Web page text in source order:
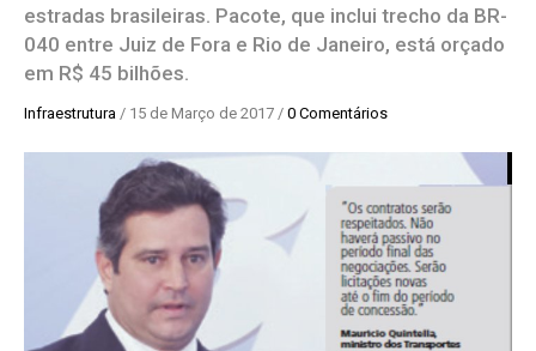
estradas brasileiras. Pacote, que inclui trecho da BR-
040 entre Juiz de Fora e Rio de Janeiro, está orçado
em R$ 45 bilhões.
Infraestrutura / 15 de Março de 2017 / 0 Comentários